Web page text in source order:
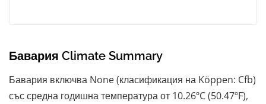
Бавария Climate Summary
Бавария включва None (класификация на Köppen: Cfb)
със средна годишна температура от 10.26ºC (50.47ºF),